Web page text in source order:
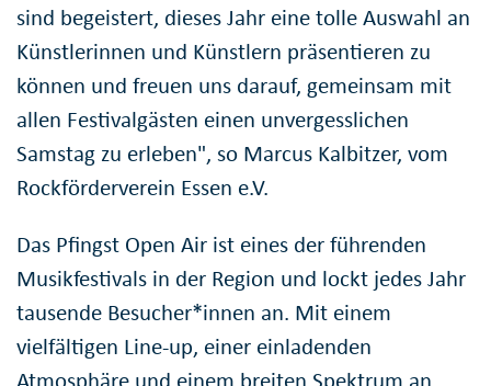
sind begeistert, dieses Jahr eine tolle Auswahl an
Künstlerinnen und Künstlern präsentieren zu
können und freuen uns darauf, gemeinsam mit
allen Festivalgästen einen unvergesslichen
Samstag zu erleben", so Marcus Kalbitzer, vom
Rockförderverein Essen e.V.
Das Pfingst Open Air ist eines der führenden
Musikfestivals in der Region und lockt jedes Jahr
tausende Besucher*innen an. Mit einem
vielfältigen Line-up, einer einladenden